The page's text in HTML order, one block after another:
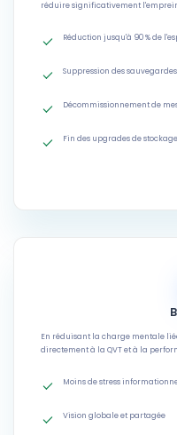
réduire significativement
Réduction jusqu'à 90 % de
Suppression des sauvegardes
Décommissionnement de
Fin des upgrades de stockage
En réduisant la charge mentale
directement à la QVT et à la
Moins de stress
Vision globale et partagée